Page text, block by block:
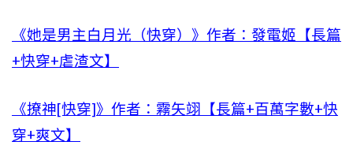
《她是男主白月光（快穿）》作者：發電姬【長篇
+快穿+虐渣文】
《撩神[快穿]》作者：霧矢翊【長篇+百萬字數+快
穿+爽文】